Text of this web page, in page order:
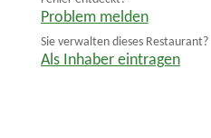
Problem melden
Sie verwalten dieses Restaurant?
Als Inhaber eintragen